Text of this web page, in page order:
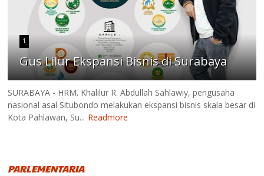
1
Gus Lilur Ekspansi Bisnis di Surabaya
SURABAYA - HRM. Khalilur R. Abdullah Sahlawiy, pengusaha
nasional asal Situbondo melakukan ekspansi bisnis skala besar di
Kota Pahlawan, Su... Readmore
PARLEMENTARIA